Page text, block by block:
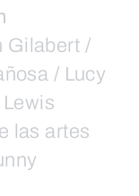
Gilabert /
/ Lucy
las artes